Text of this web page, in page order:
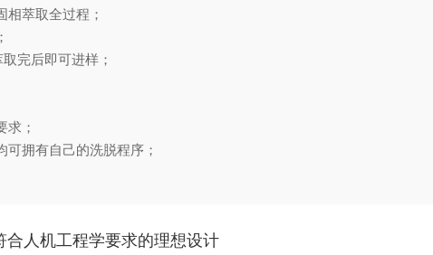
相萃取全过程；
完后即可进样；
求；
拥有自己的洗脱程序；
合人机工程学要求的理想设计